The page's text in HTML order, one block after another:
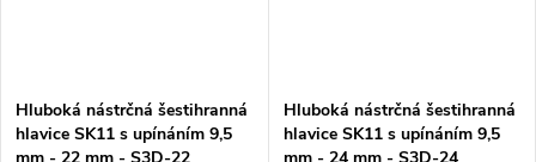
Hluboká nástrčná šestihranná
hlavice SK11 s upínáním 9,5
Hluboká nástrčná šestihranná
hlavice SK11 s upínáním 9,5